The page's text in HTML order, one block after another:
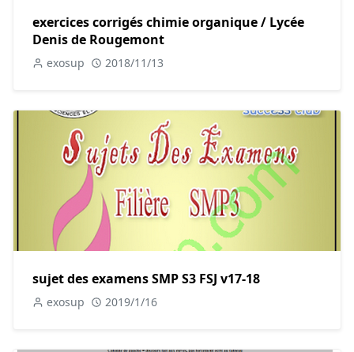
exercices corrigés chimie organique / Lycée
Denis de Rougemont
exosup 2018/11/13
sujet des examens SMP S3 FSJ v17-18
exosup 2019/1/16